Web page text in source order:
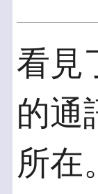
看見
的通
所在